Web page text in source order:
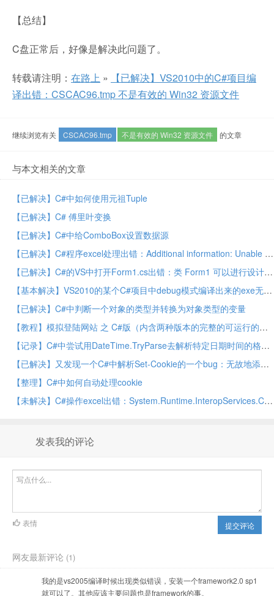
【总结】
C盘正常后，好像是解决此问题了。
转载请注明： 在路上 »
【已解决】VS2010中的C#项目编
译出错：CSCAC96.tmp 不是有效的 Win32 资源文件
继续浏览有关 CSCAC96.tmp 不是有效的 Win32 资源文件 的文章
与本文相关的文章
【已解决】C#中如何使用元祖Tuple
【已解决】C# 傅里叶变换
【已解决】C#中给ComboBox设置数据源
【已解决】C#程序excel处理出错：Additional information: Unable to cast COM object of type ‘Microsoft.Office.Interop.Excel.ApplicationClass’ to interface type ‘Microsoft.Office.Interop.Excel._Application’
【已解决】C#的VS中打开Form1.cs出错：类 Form1 可以进行设计，但不是文件中的第一个类。
【基本解决】VS2010的某个C#项目中debug模式编译出来的exe无法运行但release模式编译出来的exe可以正常运行
【已解决】C#中判断一个对象的类型并转换为对象类型的变量
【教程】模拟登陆网站 之 C#版（内含两种版本的完整的可运行的代码）
【记录】C#中尝试用DateTime.TryParse去解析特定日期时间的格式："Wed, 11-Sep-43 05:54:19 GMT"
【已解决】又发现一个C#中解析Set-Cookie的一个bug：无故地添加cookie的path域
【整理】C#中如何自动处理cookie
【未解决】C#操作excel出错：System.Runtime.InteropServices.COMException (0x800A03EC): Exception from HRESULT: 0x800A03EC
发表我的评论
提交评论
表情
网友最新评论 (1)
我的是vs2005编译时候出现类似错误，安装一个framework2.0 sp1
就可以了。其他应该主要问题也是framework的事。